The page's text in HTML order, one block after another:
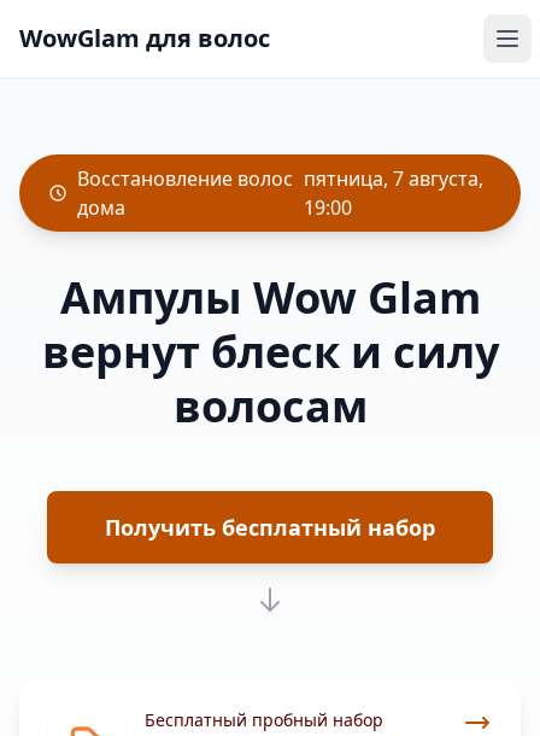
WowGlam для волос
Восстановление волос
дома
пятница, 7 августа,
19:00
Ампулы Wow Glam
вернут блеск и силу
волосам
Получить бесплатный набор
Бесплатный пробный набор